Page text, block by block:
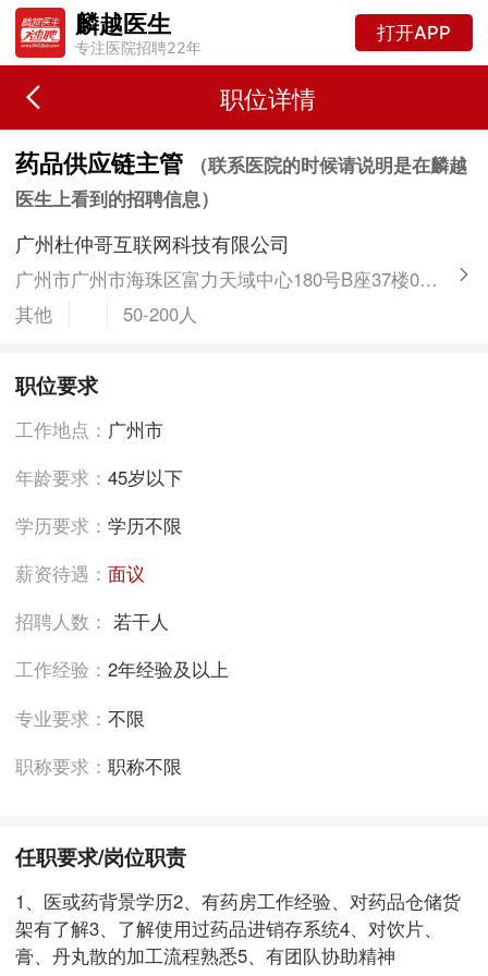
麟越医生
专注医院招聘22年
打开APP
职位详情
药品供应链主管
（联系医院的时候请说明是在麟越
医生上看到的招聘信息）
广州杜仲哥互联网科技有限公司
广州市广州市海珠区富力天域中心180号B座37楼08室（江南西地铁站B出口）
其他
50-200人
职位要求
工作地点： 广州市
年龄要求：45岁以下
学历要求：学历不限
薪资待遇：面议
招聘人数：若干人
工作经验：2年经验及以上
专业要求：不限
职称要求：职称不限
任职要求/岗位职责
1、医或药背景学历2、有药房工作经验、对药品仓储货
架有了解3、了解使用过药品进销存系统4、对饮片、
膏、丹丸散的加工流程熟悉5、有团队协助精神